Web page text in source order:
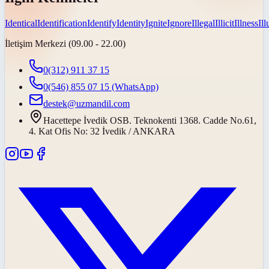
IdenticalIdentificationIdentifyIdentityIgniteIgnoreIllegalIllicitIllness
İletişim Merkezi (09.00 - 22.00)
0(312) 911 37 15
0(546) 855 07 15 (WhatsApp)
destek@uzmandil.com
Hacettepe İvedik OSB. Teknokenti 1368. Cadde No.61,
4. Kat Ofis No: 32 İvedik / ANKARA